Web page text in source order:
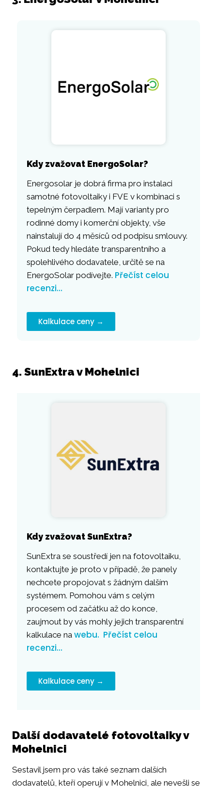
Kdy zvažovat EnergoSolar?
Energosolar je dobrá firma pro instalaci
samotné fotovoltaiky i FVE v kombinaci s
tepelným čerpadlem. Mají varianty pro
rodinné domy i komerční objekty, vše
nainstalují do 4 měsíců od podpisu smlouvy.
Pokud tedy hledáte transparentního a
spolehlivého dodavatele, určitě se na
EnergoSolar podívejte. Přečíst celou
recenzi…
Kalkulace ceny →
4. SunExtra v Mohelnici
Kdy zvažovat SunExtra?
SunExtra se soustředí jen na fotovoltaiku,
kontaktujte je proto v případě, že panely
nechcete propojovat s žádným dalším
systémem. Pomohou vám s celým
procesem od začátku až do konce,
zaujmout by vás mohly jejich transparentní
kalkulace na webu. Přečíst celou
recenzi…
Kalkulace ceny →
Další dodavatelé fotovoltaiky v
Mohelnici
Sestavil jsem pro vás také seznam dalších
dodavatelů, kteří operují v Mohelnici, ale nevešli se